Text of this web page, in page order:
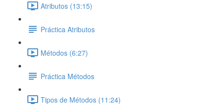
Atributos (13:15)
Práctica Atributos
Métodos (6:27)
Práctica Métodos
Tipos de Métodos (11:24)